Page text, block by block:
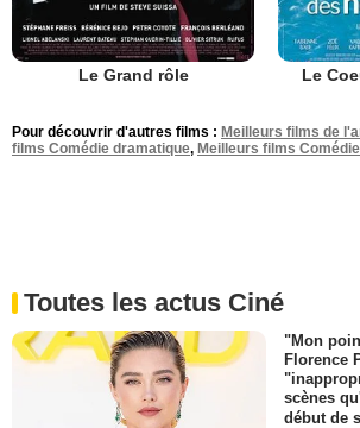
Le Grand rôle Le
Pour découvrir d'autres films : Meilleurs films de
films Comédie dramatique, Meilleurs films
Toutes les actus Ciné
"Mon
Florence
scènes
début de